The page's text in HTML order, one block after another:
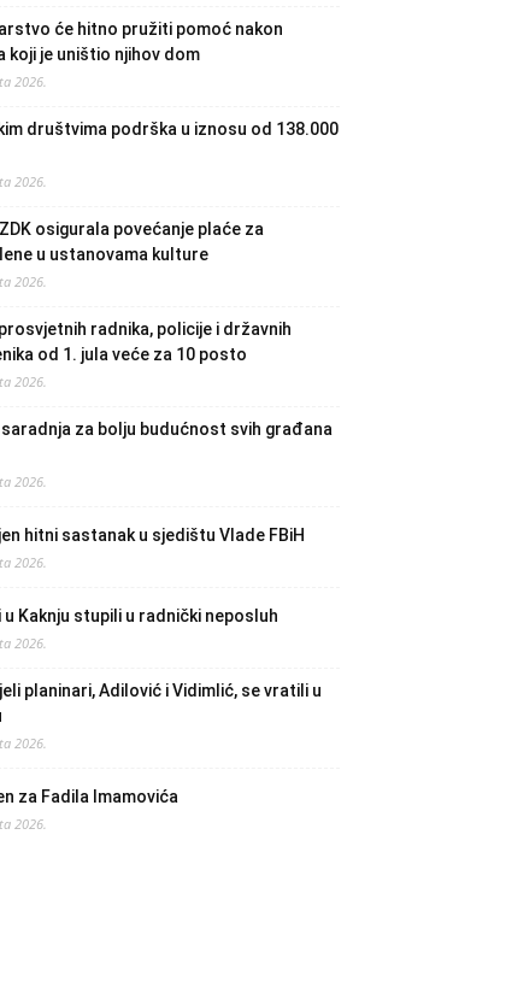
će hitno pružiti pomoć nakon
koji je uništio njihov dom
2026.
društvima podrška u iznosu od 138.000
2026.
osigurala povećanje plaće za
u ustanovama kulture
2026.
radnika, policije i državnih
od 1. jula veće za 10 posto
2026.
saradnja za bolju budućnost svih građana
2026.
hitni sastanak u sjedištu Vlade FBiH
2026.
u Kaknju stupili u radnički neposluh
2026.
planinari, Adilović i Vidimlić, se vratili u
2026.
za Fadila Imamovića
2026.